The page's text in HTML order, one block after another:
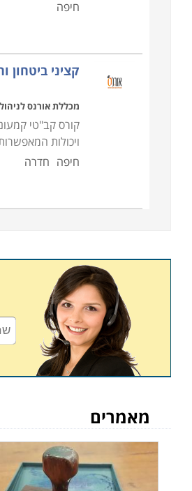
למי מתאים הקורס
הקורס מתאים לכל אדם
מסחריים יכול להיות גם רובאי 02
קבלת מועמד לקורס
קיימים בשוק בכל רגע
זאת באופן חופשי.
חיפה
קציני ביטחון
מכללת אורנס לניהול
קורס קב"טי
ויכולות
חיפה חדרה
מאמרים